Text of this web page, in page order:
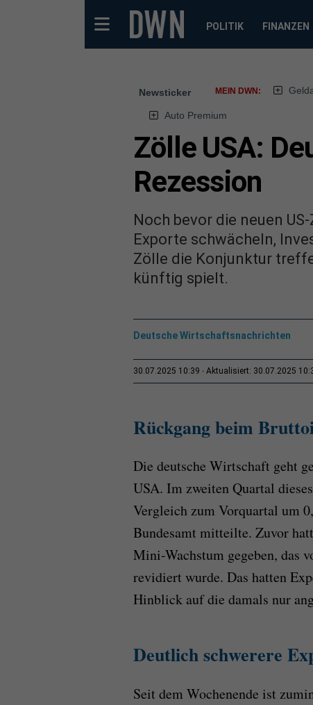
POLITIK FINANZEN
Newsticker MEIN DWN:
Auto Premium
Zölle USA:
Rezession
Noch bevor die neuen
Exporte schwächeln,
Zölle die Konjunktur
künftig spielt.
Deutsche Wirtschaftsnachrichten
30.07.2025 10:39 Aktualisiert: 30.07.2025
Rückgang beim
Die deutsche Wirtschaft geht
USA. Im zweiten Quartal
Vergleich zum Vorquartal um
Bundesamt mitteilte. Zuvor
Mini-Wachstum gegeben, das
revidiert wurde. Das hatten
Hinblick auf die damals nur
Deutlich schwerere
Seit dem Wochenende ist